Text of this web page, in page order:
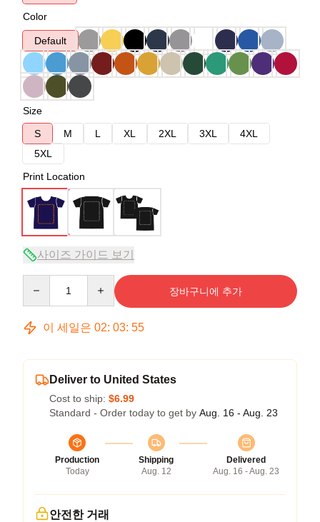
Color
Default
Size
S
M L XL 2XL 3XL
4XL
5XL
Print Location
사이즈 가이드 보기
장바구니에 추가
이 세일은 02: 03: 54
Deliver to United States
Cost to ship: $6.99
Standard - Order today to get by Aug. 16 - Aug. 23
Production
Today
Shipping
Aug. 12
Delivered
Aug. 16 - Aug. 23
안전한 거래